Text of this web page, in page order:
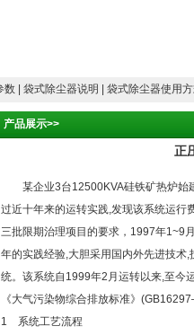
| 袋式除尘器说明 | 袋式除尘器使用
产品展示>>
正
某企业3台12500KVA硅铁矿热炉始
过近十年来的运转实践,发现该系统运行
三批限期治理项目的要求，1997年1~9
年的实践经验,大胆采用国内外先进技术
统。该系统自1999年2月运转以来,至今
《大气污染物综合排放标准》
1 系统工艺流程